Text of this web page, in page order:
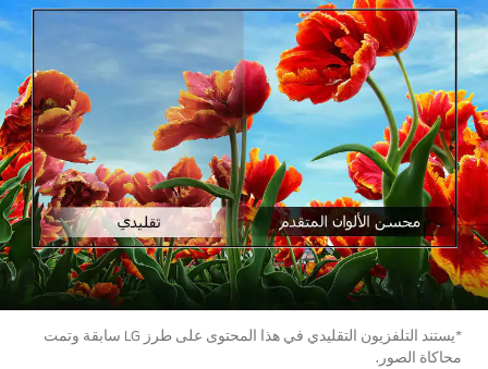
*يستند التلفزيون التقليدي في هذا المحتوى على طرز LG سابقة وتمت
محاكاة الصور.